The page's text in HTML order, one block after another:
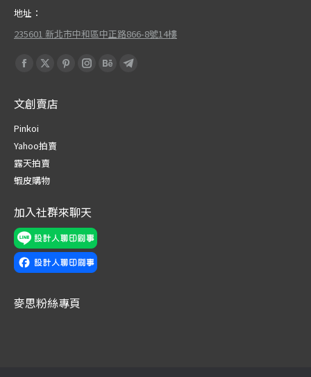
地址：
235601 新北市中和區中正路866-8號14樓
Find us on:
Facebook
opens
in
new
window
X
opens
new
window
PinterestInstagram
BehanceTelegram
文創賣店
Pinkoi
Yahoo拍賣
露天拍賣
蝦皮購物
加入社群來聊天
麥思粉絲專頁